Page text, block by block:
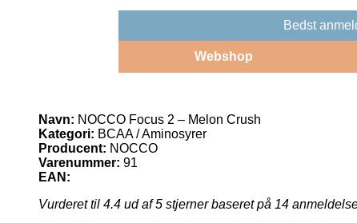
Bedst
Webshop
Navn: NOCCO Focus 2 – Melon Crush
Kategori: BCAA / Aminosyrer
Producent: NOCCO
Varenummer: 91
EAN:
Vurderet til 4.4 ud af 5 stjerner baseret på 14